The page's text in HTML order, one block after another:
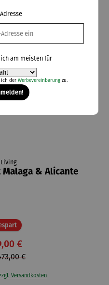
& Alicante
Rabatt
€
€
Versandkosten
am meisten für
ich der Werbevereinbarungzu.